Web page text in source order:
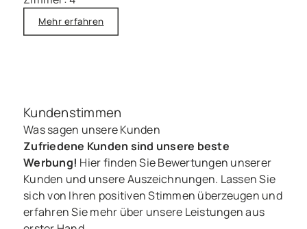
Mehr erfahren
Kundenstimmen
Was sagen unsere Kunden
Zufriedene Kunden sind unsere beste
Werbung! Hier finden Sie Bewertungen unserer
Kunden und unsere Auszeichnungen. Lassen Sie
sich von Ihren positiven Stimmen überzeugen und
erfahren Sie mehr über unsere Leistungen aus